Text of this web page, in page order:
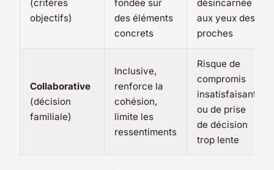
(critères
objectifs)
fondée sur
des éléments
concrets
désincarnée
aux yeux des
proches
Collaborative
(décision
familiale)
Inclusive,
renforce la
cohésion,
limite les
ressentiments
Risque de
compromis
insatisfaisant
ou de prise
de décision
trop lente